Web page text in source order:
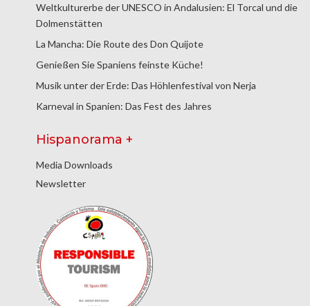
Weltkulturerbe der UNESCO in Andalusien: El Torcal und die
Dolmenstätten
La Mancha: Die Route des Don Quijote
Genießen Sie Spaniens feinste Küche!
Musik unter der Erde: Das Höhlenfestival von Nerja
Karneval in Spanien: Das Fest des Jahres
Hispanorama +
Media Downloads
Newsletter